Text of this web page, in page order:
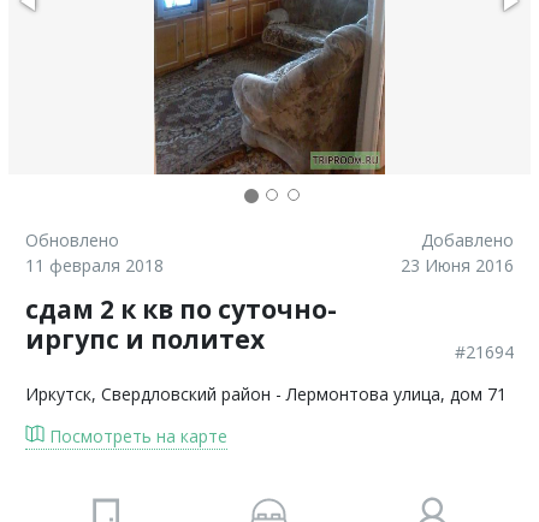
Обновлено
11 февраля 2018
Добавлено
23 Июня 2016
сдам 2 к кв по суточно-
иргупс и политех
#21694
Иркутск, Свердловский район - Лермонтова улица, дом 71
Посмотреть на карте